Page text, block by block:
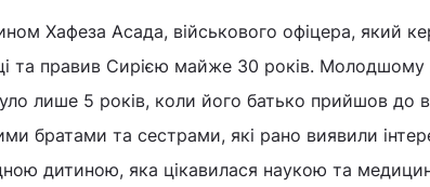
Хафеза Асада, військового офіцера, який
та правив Сирією майже 30 років. Молодшому
лише 5 років, коли його батько прийшов до
братами та сестрами, які рано виявили
дитиною, яка цікавилася наукою та